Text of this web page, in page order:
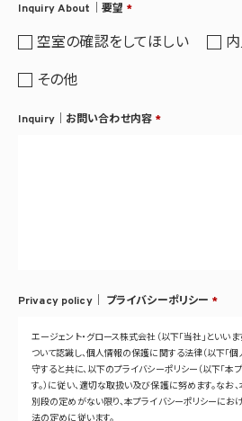
Inquiry About｜要望 *
空室の確認をしてほしい
その他
Inquiry｜お問い合わせ内容 *
Privacy policy｜ プライバシーポリシー *
エージェント・グロース株式会社（以下「当社」といい
ついて認識し、個人情報の保護に関する法律（以下「個
守すると共に、以下のプライバシーポリシー（以下「本
す。）に従い、適切な取扱い及び保護に努めます。なお
別段の定めがない限り、本プライバシーポリシーに